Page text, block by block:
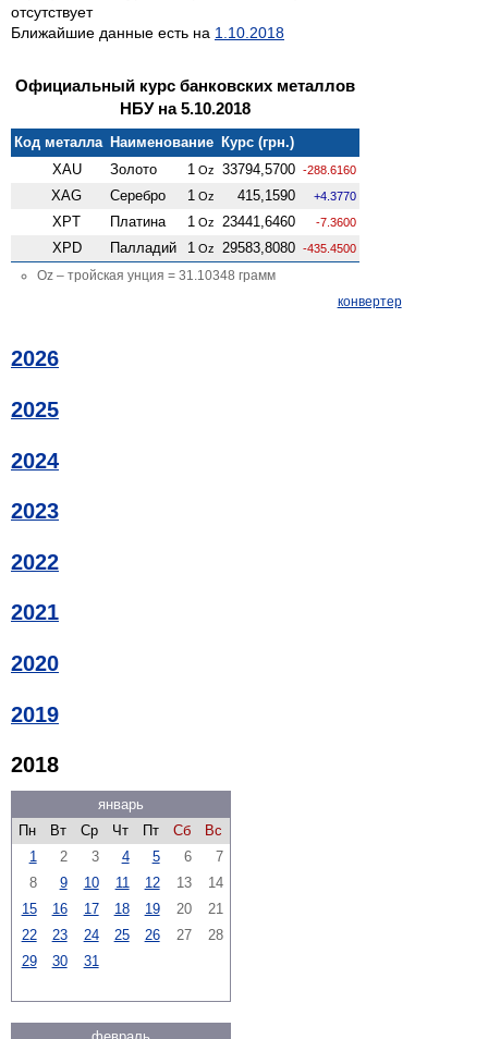
отсутствует
Ближайшие данные есть на 1.10.2018
Официальный курс банковских металлов
НБУ на 5.10.2018
Код металла Наименование Курс (грн.)
XAU
Золото 1 Oz 33794,5700 -288.6160
XAG Серебро 1 Oz 415,1590 +4.3770
XPT Платина 1 Oz 23441,6460 -7.3600
XPD Палладий 1 Oz 29583,8080 -435.4500
Oz – тройская унция = 31.10348 грамм
конвертер
2026
2025
2024
2023
2022
2021
2020
2019
2018
январь
Пн
Вт Ср Чт Пт Сб
Вс
1
2 3 4 5 6
7
8
9 10 11 12 13
14
15
16 17 18 19 20
21
22
23 24 25 26 27
28
29
30 31